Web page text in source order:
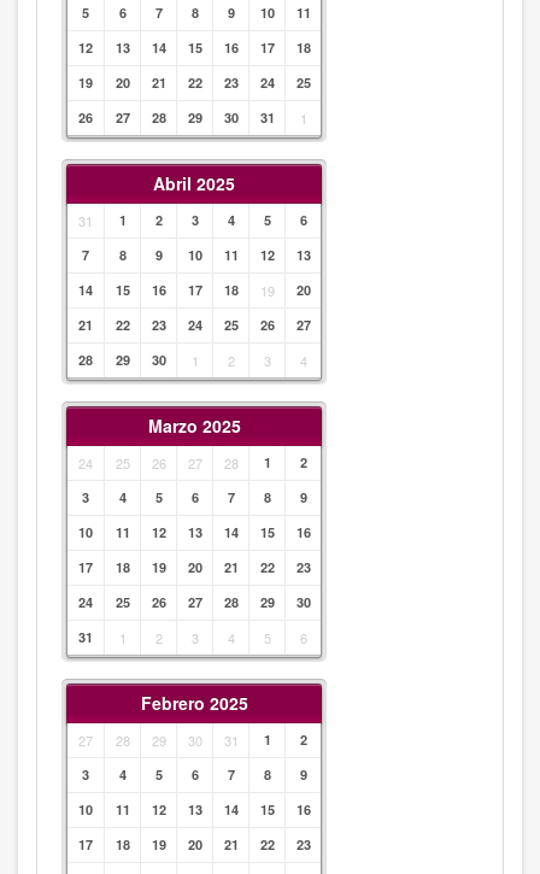
5 6 7 8 9 10
11
12
13 14 15 16 17
18
19
20 21 22 23 24
25
26
27 28 29 30 31 1
Abril 2025
31 1 2 3 4 5
6
7
8 9 10 11 12
13
14
15 16 17 18 19
20
21
22 23 24 25 26
27
28
29 30 1 2 3 4
Marzo 2025
24 25 26 27 28 1
2
3
4 5 6 7 8
9
10
11 12 13 14 15
16
17
18 19 20 21 22
23
24
25 26 27 28 29
30
31
1 2 3 4 5 6
Febrero 2025
27 28 29 30 31 1
2
3
4 5 6 7 8
9
10
11 12 13 14 15
16
17
18 19 20 21 22
23